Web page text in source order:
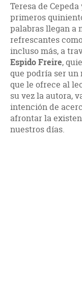
Teresa de
primeros
palabras llegan a
refrescantes
incluso más, a
Espido Freire,
que podría ser un
que le ofrece al
su vez la autora,
intención de
afrontar la
nuestros días.